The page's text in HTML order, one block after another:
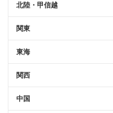
北陸・甲信越
関東
東海
関西
中国